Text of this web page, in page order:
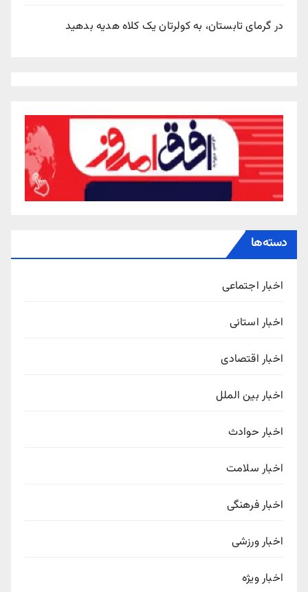
در گرمای تابستان، به کولرتان یک کلاه هدیه بدهید
دسته‌ها
اخبار اجتماعی
اخبار استانی
اخبار اقتصادی
اخبار بین الملل
اخبار حوادث
اخبار سلامت
اخبار فرهنگی
اخبار ورزشی
اخبار ویژه